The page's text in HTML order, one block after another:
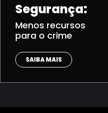
Segurança:
Menos recursos
para o crime
SAIBA MAIS